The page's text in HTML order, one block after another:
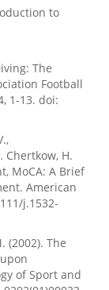
to
The
Football
1-13. doi:
Chertkow, H.
MoCA: A Brief
American
j.1532-
(2002). The
of Sport and